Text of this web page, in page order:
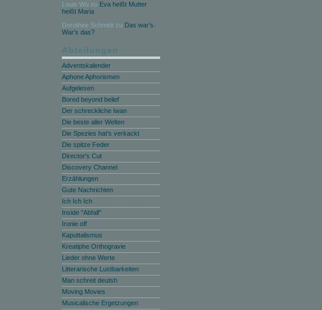
Louis Wu zu Eva heißt Mutter
heißt Maria
Dorothee Schmidt zu Das war’s.
War’s das?
Abteilungen
Adventskalender
Aphone Aphorismen
Aufgelesen
Bored beyond belief
Der schreckliche Iwan
Die beste aller Welten
Die Spezies hat‘s verkackt
Die spitze Feder
Director's Cut
Discovery Channel
Erzählungen
Gute Nachrichten
Ich Ich Ich
Inside "Abfall"
Ironie off
Kaputtalismus
Kreatiphe Orthogravie
Lieder ohne Werte
Litterarische Lustbarkeiten
Man schreit deutsh
Moving Movies
Musicalische Ergetzungen